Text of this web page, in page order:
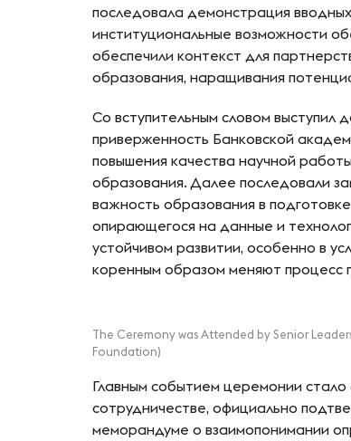
последовала демонстрация
институциональные возможности
обеспечили контекст для
образования, наращивания
Со вступительным словом
приверженность Банковской
повышения качества научной
образования. Далее последовали
важность образования в
опирающегося на данные и
устойчивом развитии, особенно в
коренным образом меняют процесс
The Ceremony was Attended by Senior
Foundation)
Главным событием церемонии
сотрудничестве, официально
меморандуме о взаимопонимании